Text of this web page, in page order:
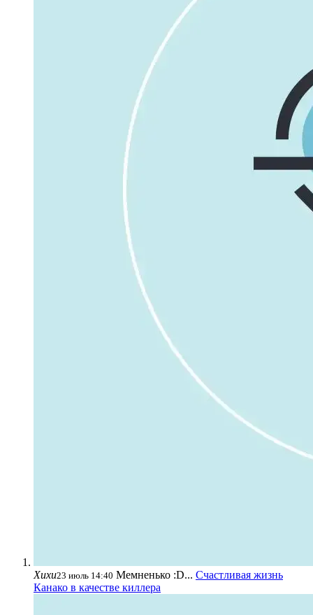
Хихи23 июль 14:40 Мемненько :D... Счастливая жизнь
Канако в качестве киллера